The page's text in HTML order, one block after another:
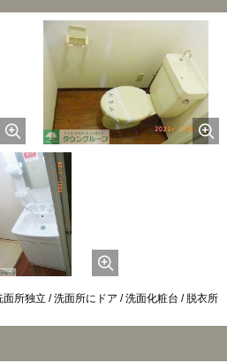
所独立 / 洗面所にドア / 洗面化粧台 / 脱衣所